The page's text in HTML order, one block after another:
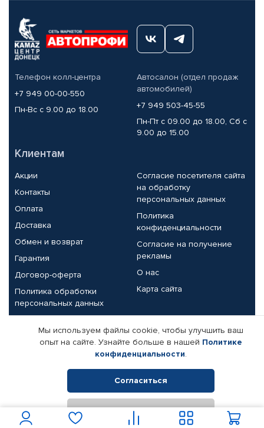
Телефон колл-центра
+7 949 00-00-550
Пн-Вс с 9.00 до 18.00
Автосалон (отдел продаж
автомобилей)
+7 949 503-45-55
Пн-Пт с 09.00 до 18.00, Сб с
9.00 до 15.00
Клиентам
Акции
Контакты
Оплата
Доставка
Обмен и возврат
Гарантия
Договор-оферта
Политика обработки
персональных данных
Согласие посетителя сайта
на обработку
персональных данных
Политика
конфиденциальности
Согласие на получение
рекламы
О нас
Карта сайта
Партнерам
Корпоративным клиентам
Поставщикам
Реквизиты компании
© КАМАЗ ЦЕНТР ДОНЕЦК, 2015-2026. Все права защищены.
Интернет-магазин автомобильных товаров Автопрофи.
Мы используем файлы cookie, чтобы улучшить ваш
опыт на сайте. Узнайте больше в нашей Политике
конфиденциальности.
Согласиться
Отклонить